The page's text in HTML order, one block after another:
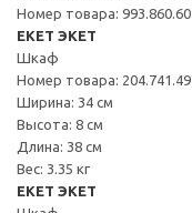
Номер товара: 993.860.60
EKET ЭКЕТ
Шкаф
Номер товара: 204.741.49
Ширина: 34 см
Высота: 8 см
Длина: 38 см
Вес: 3.35 кг
EKET ЭКЕТ